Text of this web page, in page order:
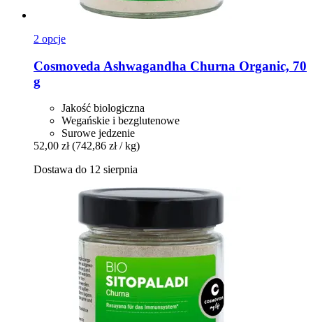
2 opcje
Cosmoveda Ashwagandha Churna Organic, 70
g
Jakość biologiczna
Wegańskie i bezglutenowe
Surowe jedzenie
52,00 zł (742,86 zł / kg)
Dostawa do 12 sierpnia